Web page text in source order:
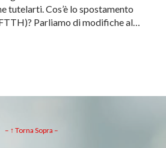
tutelarti. Cos’è lo spostamento
Parliamo di modifiche al…
– ↑ Torna Sopra –